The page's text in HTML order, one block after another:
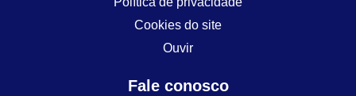
Cookies do site
Ouvir
Fale conosco